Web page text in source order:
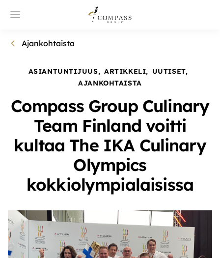
Ajankohtaista
ASIANTUNTIJUUS, ARTIKKELI, UUTISET,
AJANKOHTAISTA
Compass Group Culinary
Team Finland voitti
kultaa The IKA Culinary
Olympics
kokkiolympialaisissa